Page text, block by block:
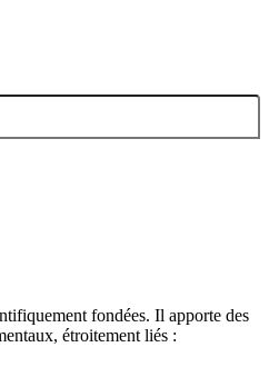
fondées. Il apporte des
étroitement liés :